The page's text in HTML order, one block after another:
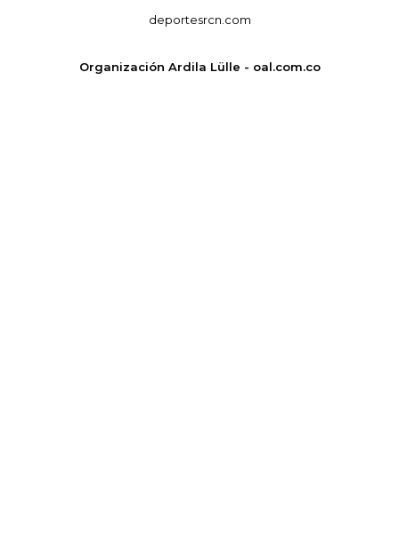
deportesrcn.com
Organización Ardila Lülle - oal.com.co